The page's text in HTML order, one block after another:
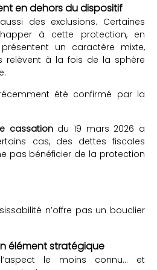
en dehors du dispositif
des exclusions. Certaines
à cette protection, en
présentent un caractère mixte,
relèvent à la fois de la sphère
été confirmé par la
cassationdu 19 mars 2026 a
cas, des dettes fiscales
pas bénéficier de la protection
n’offre pas un bouclier
élément stratégique
le moins connu… et